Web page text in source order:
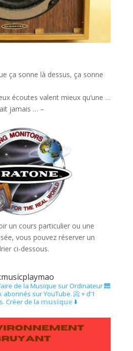
ça sonne là dessus, ça sonne
écoutes valent mieux qu’une …
jamais … –
un cours particulier ou une
vous pouvez réserver un
ci-dessous.
de la Musique sur Ordinateur 🎹
abonnés sur YouTube. 📀 + d’1
Créer de la 𝕞𝕦𝕤𝕚𝕢𝕦𝕖 ⬇️